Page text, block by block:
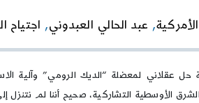
, عبد الحالي العبدوني, اجتياح
عقلاني لمعضلة “الديك الرومي” وآلية
الشرق الأوسطية التشاركية، صحيح أننا لم